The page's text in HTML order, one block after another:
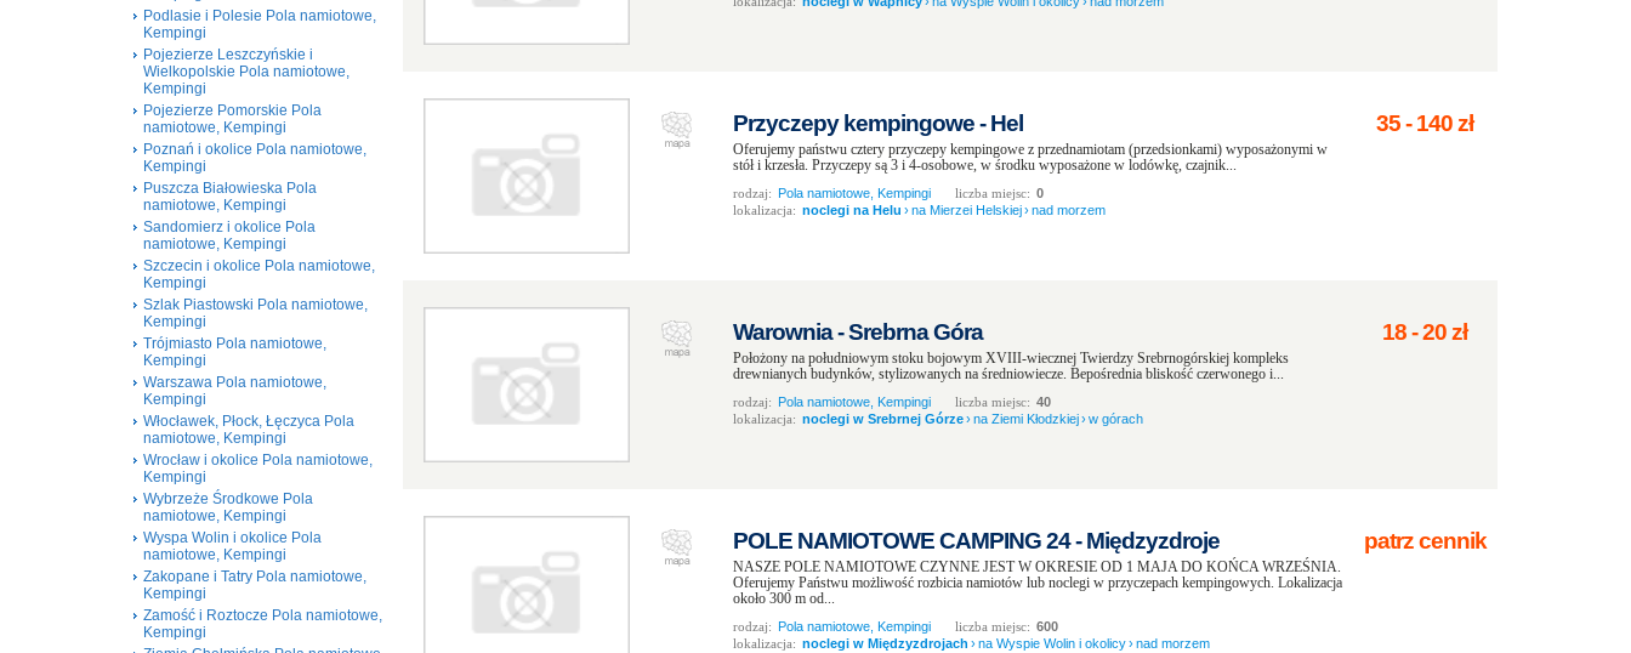
Podlasie i Polesie Pola namiotowe,
Kempingi
Pojezierze Leszczyńskie i
Wielkopolskie Pola namiotowe,
Kempingi
Pojezierze Pomorskie Pola
namiotowe, Kempingi
Poznań i okolice Pola namiotowe,
Kempingi
Puszcza Białowieska Pola
namiotowe, Kempingi
Sandomierz i okolice Pola
namiotowe, Kempingi
Szczecin i okolice Pola namiotowe,
Kempingi
Szlak Piastowski Pola namiotowe,
Kempingi
Trójmiasto Pola namiotowe,
Kempingi
Warszawa Pola namiotowe,
Kempingi
Włocławek, Płock, Łęczyca Pola
namiotowe, Kempingi
Wrocław i okolice Pola namiotowe,
Kempingi
Wybrzeże Środkowe Pola
namiotowe, Kempingi
Wyspa Wolin i okolice Pola
namiotowe, Kempingi
Zakopane i Tatry Pola namiotowe,
Kempingi
Zamość i Roztocze Pola namiotowe,
Kempingi
Przyczepy kempingowe - Hel
Oferujemy państwu cztery przyczepy kempingowe z przednamiotam (przedsionkami) wyposażonymi w
stół i krzesła. Przyczepy są 3 i 4-osobowe, w środku wyposażone w lodówkę, czajnik...
rodzaj: Pola namiotowe, Kempingi liczba miejsc: 0
lokalizacja: noclegi na Helu ›na Mierzei Helskiej›nad morzem
35-140zł
Warownia - Srebrna Góra
Położony na południowym stoku bojowym XVIII-wiecznej Twierdzy Srebrnogórskiej kompleks
drewnianych budynków, stylizowanych na średniowiecze. Bepośrednia bliskość czerwonego i...
rodzaj: Pola namiotowe, Kempingi liczba miejsc: 40
lokalizacja: noclegi w Srebrnej Górze›na Ziemi Kłodzkiej›w górach
18-20zł
POLE NAMIOTOWE CAMPING 24 - Międzyzdroje
NASZE POLE NAMIOTOWE CZYNNE JEST W OKRESIE OD 1 MAJA DO KOŃCA WRZEŚNIA.
Oferujemy Państwu możliwość rozbicia namiotów lub noclegi w przyczepach kempingowych. Lokalizacja
około 300 m od...
rodzaj: Pola namiotowe, Kempingi liczba miejsc: 600
lokalizacja: noclegi w Międzyzdrojach ›na Wyspie Wolin i okolicy›nad morzem
patrz cennik